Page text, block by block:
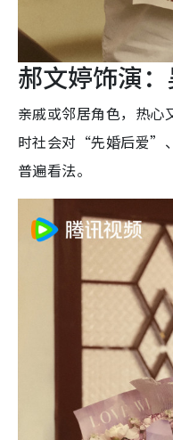
郝文婷饰演
亲戚或邻居角色，热心
时社会对“先婚后爱”
普遍看法。